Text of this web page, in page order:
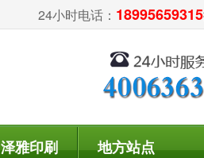
24小时电话： 18995659315
泽雅印刷 地方站点